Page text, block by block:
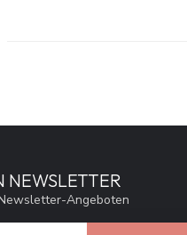
NEWSLETTER
Angeboten